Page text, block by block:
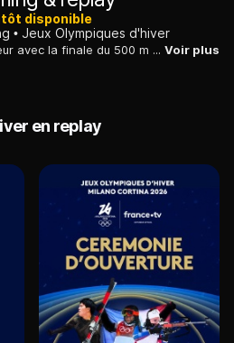
disponible
Jeux Olympiques d'hiver
Le short-track est à l'honneur avec la finale du 500 m dames. Médaillée de bronze sur la distance lors des précédents Jeux olympiques de Sotchi, la Sud-Coréenne Park Seungh-hi rêve de conquérir l'or Voir plus
en replay